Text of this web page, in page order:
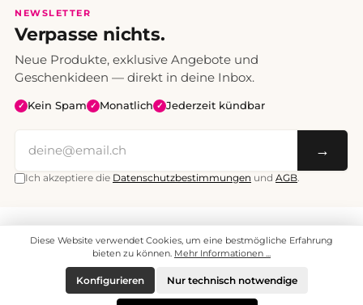
NEWSLETTER
Verpasse nichts.
Neue Produkte, exklusive Angebote und
Geschenkideen — direkt in deine Inbox.
✓ Kein Spam ✓ Monatlich ✓ Jederzeit kündbar
→
Ich akzeptiere die Datenschutzbestimmungen und AGB.
versandkostenfrei.
© 2008 - 2026 enjoymedia.ch - Alle Rechte vorbehalten.
Diese Website verwendet Cookies, um eine bestmögliche Erfahrung
bieten zu können. Mehr Informationen ...
Nur technisch notwendige
Konfigurieren